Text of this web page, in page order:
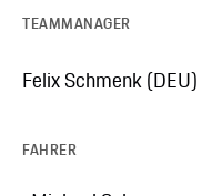
TEAMMANAGER
Felix Schmenk (DEU)
FAHRER